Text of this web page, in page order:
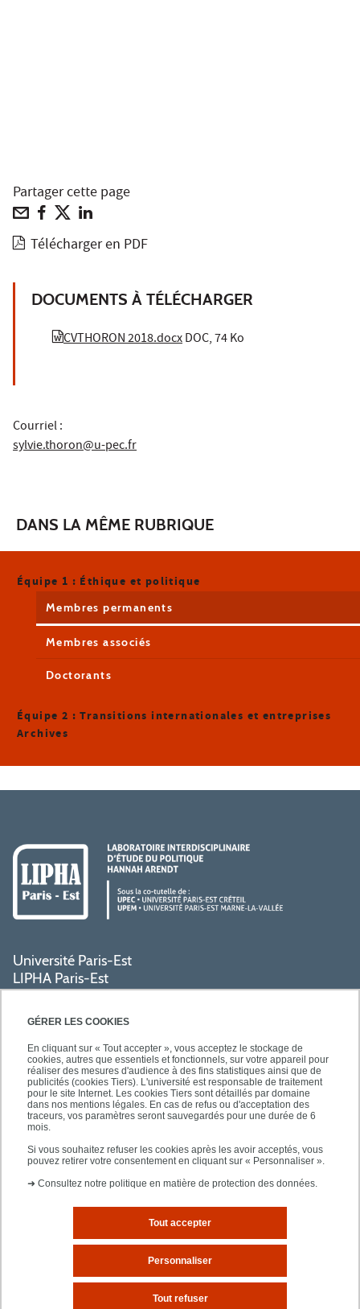
GÉRER LES COOKIES
En cliquant sur « Tout accepter », vous acceptez le stockage de
cookies, autres que essentiels et fonctionnels, sur votre appareil pour
réaliser des mesures d'audience à des fins statistiques ainsi que de
publicités (cookies Tiers). L'université est responsable de traitement
pour le site Internet. Les cookies Tiers sont détaillés par domaine
dans nos mentions légales. En cas de refus ou d'acceptation des
traceurs, vos paramètres seront sauvegardés pour une durée de 6
mois.
Si vous souhaitez refuser les cookies après les avoir acceptés, vous
pouvez retirer votre consentement en cliquant sur « Personnaliser ».
➜ Consultez notre politique en matière de protection des données.
Tout accepter
Tout refuser
Personnaliser
Partager cette page
Télécharger en PDF
DOCUMENTS À TÉLÉCHARGER
CVTHORON 2018.docxDOC, 74 Ko
Courriel :
sylvie.thoron@u-pec.fr
DANS LA MÊME RUBRIQUE
Équipe 1 : Éthique et politique
Membres permanents
Membres associés
Doctorants
Équipe 2 : Transitions internationales et entreprises
Archives
Université Paris-Est
LIPHA Paris-Est
Campus Centre de Créteil
61, avenue du Général de Gaulle
PRATIQUE
ACCÈS RAPIDES
Plan d'accès
Plan du site